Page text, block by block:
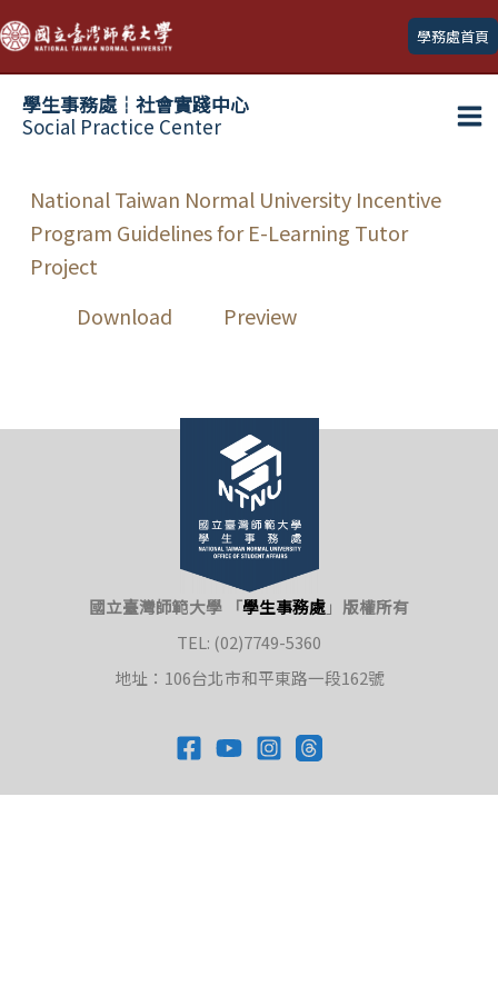
跳
至
主
學務處首頁
學生事務處┆社會實踐中心
Social Practice Center
National Taiwan Normal University Incentive
Program Guidelines for E-Learning Tutor
Project
Download
Preview
國立臺灣師範大學 「學生事務處」 版權所有
TEL: (02)7749-5360
地址：106台北市和平東路一段162號